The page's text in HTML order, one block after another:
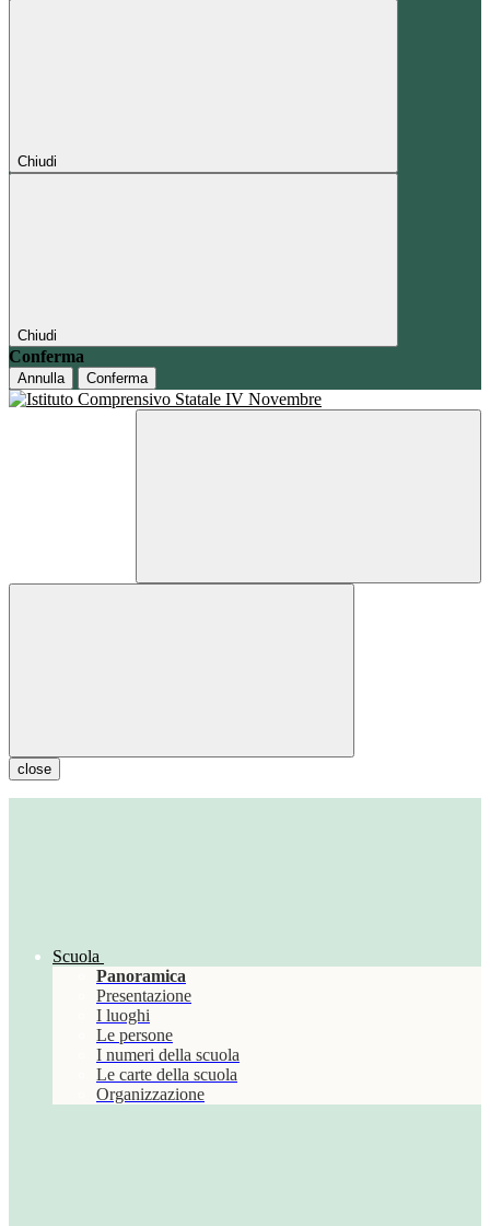
Chiudi
Chiudi
Conferma
Annulla Conferma
close
Scuola
Panoramica
Presentazione
I luoghi
Le persone
I numeri della scuola
Le carte della scuola
Organizzazione